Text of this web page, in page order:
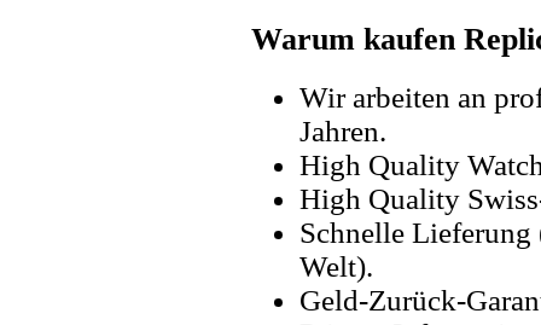
Warum kaufen
Wir arbeiten an
Jahren.
High Quality
High Quality
Schnelle Lieferung
Welt).
Geld-Zurück-